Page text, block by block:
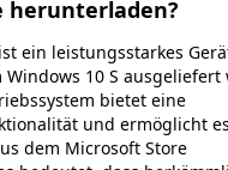
herunterladen?
ein leistungsstarkes
10 S ausgeliefert
bietet eine
und ermöglicht
dem Microsoft Store